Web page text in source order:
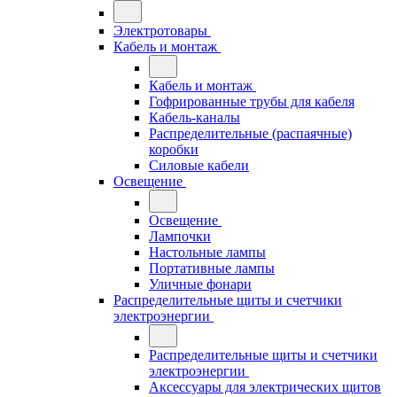
Электротовары
Кабель и монтаж
Кабель и монтаж
Гофрированные трубы для кабеля
Кабель-каналы
Распределительные (распаячные)
коробки
Силовые кабели
Освещение
Освещение
Лампочки
Настольные лампы
Портативные лампы
Уличные фонари
Распределительные щиты и счетчики
электроэнергии
Распределительные щиты и счетчики
электроэнергии
Аксессуары для электрических щитов